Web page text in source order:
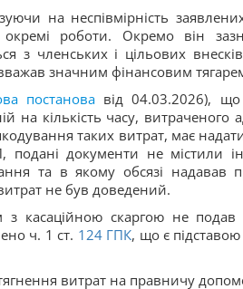
на неспівмірність
окремі роботи. Окремо він
з членських і цільових
значним фінансовим
постанова від 04.03.2026),
на кількість часу,
таких витрат, має
документи не містили
та в якому обсязі
не був доведений.
касаційною скаргою не подав
ч. 1 ст. 124 ГПК, що є
витрат на правничу